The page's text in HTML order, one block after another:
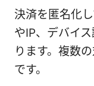
決済を匿名化
やIP、デバイ
ります。複数
です。